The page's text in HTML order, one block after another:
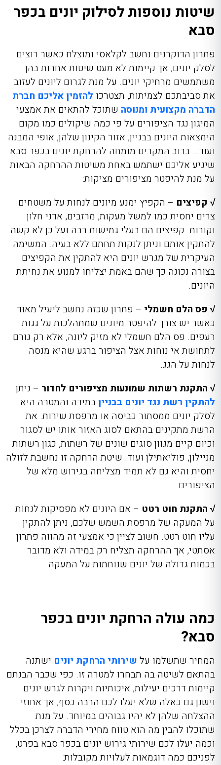
שיטות נוספות לסילוק יונים בכפר
סבא
פתרון הדוקרנים נחשב לקלאסי ומוצלח כאשר רוצים
לסלק יונים, אך קיימות לא מעט שיטות אחרות בהן
משתמשים מרחיקי יונים. על מנת לגרום ליונים לעזוב
את סביבתכם לצמיתות, תצטרכו להזמין אליכם חברת
הדברה מקצועית ומנוסה שתוכל להתאים את אמצעי
המיגון נגד הציפורים על פי כמה שיקולים כמו מקום
הימצאות היונים בבניין, אזור הקינון שלהן, אופי המבנה
ועוד… ברוב המקרים מומחה להרחקת יונים בכפר סבא
שיגיע אליכם ישתמש באחת משיטות ההרחקה הבאות
על מנת להיפטר מציפורים מציקות:
√ קפיצים – הקפיץ ימנע מיונים לנחות על משטחים
צרים יחסית כמו למשל מעקות, מרזבים, אדני חלון
וקורות. קפיצים הם בעלי גמישות רבה ועל כן לא קשה
להתקין אותם וניתן לנקות תחתם ללא בעיה. המשימה
העיקרית של מגרש יונים היא להתקין את הקפיצים
בצורה נכונה כך שהם באמת יצליחו למנוע את נחיתת
היונים.
√ פס הלם חשמלי – פתרון שכזה נחשב ליעיל מאוד
כאשר יש צורך להיפטר מיונים שמתהלכות על גגות
רעפים. פס הלם חשמלי לא מזיק ליונה, אלא רק גורם
לתחושת אי נוחות אצל הציפור ברגע שהיא מנסה
לנחות על הגג.
√ התקנת רשתות שמונעות מציפורים לחדור – ניתן
להתקין רשת נגד יונים בבניין במידה והמטרה היא
לסלק יונים ממסתור כביסה או מרפסת שירות. את
הרשת מתקינים בהתאם לסוג האזור אותו יש לסגור
וכיום קיים מגוון סוגים שונים של רשתות, כגון רשתות
מניילון, פוליאתילן ועוד. שיטת הרחקה זו נחשבת לזולה
יחסית והיא גם לא תמיד מצליחה בגירוש מלא של
הציפורים.
√ התקנת חוט רטט – אם היונים לא מפסיקות לנחות
על המעקה של מרפסת השמש שלכם, ניתן להתקין
עליו חוט רטט. חשוב לציין כי אמצעי זה מהווה פתרון
אסתטי, אך ההרחקה תצליח רק במידה ולא מדובר
בכמות גדולה של יונים שנוחתות על המעקה.
כמה עולה הרחקת יונים בכפר
סבא?
המחיר שתשלמו על שירותי הרחקת יונים ישתנה
בהתאם לשיטה בה תבחרו למטרה זו. כפי שכבר הבנתם
קיימות דרכים יעילות, איכותיות ויקרות לגרש יונים
וישנן גם כאלה שלא יעלו לכם הרבה כסף, אך אחוזי
ההצלחה שלהן לא יהיו גבוהים במיוחד. על מנת
שתוכלו להבין מה הוא טווח מחירי הדברה לצרכןבכלל
וכמה יעלו לכם שירותי גירוש יונים בכפר סבא בפרט,
לפניכם כמה דוגמאות לעלויות מקובלות: